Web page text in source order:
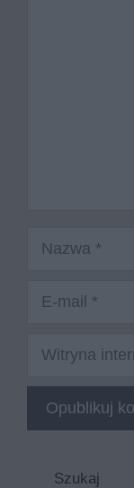
Witryna
internetowa
Szukaj